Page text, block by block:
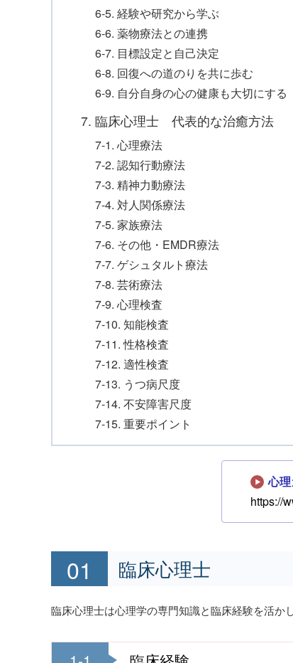
6-5. 経験や研究から学ぶ
6-6. 薬物療法との連携
6-7. 目標設定と自己決定
6-8. 回復への道のりを共に歩む
6-9. 自分自身の心の健康も大切にする
7. 臨床心理士 代表的な治癒方法
7-1. 心理療法
7-2. 認知行動療法
7-3. 精神力動療法
7-4. 対人関係療法
7-5. 家族療法
7-6. その他・EMDR療法
7-7. ゲシュタルト療法
7-8. 芸術療法
7-9. 心理検査
7-10. 知能検査
7-11. 性格検査
7-12. 適性検査
7-13. うつ病尺度
7-14. 不安障害尺度
7-15. 重要ポイント
心
https://
臨床心理士
臨床心理士は心理学の専門知識と臨床経験を活か